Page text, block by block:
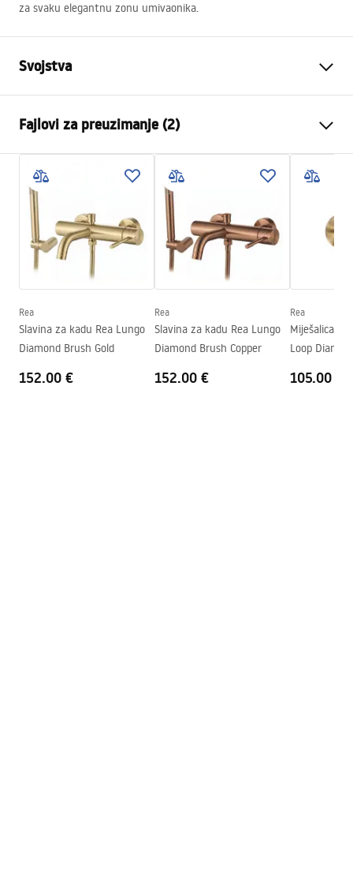
za svaku elegantnu zonu umivaonika.
Svojstva
Način montaže
Boja
Krom
Vrsta izljevne cijevi
Fiksna
Materijal
Tehnologija premazivanja
Chrome plating
Promjer priključka
1/2 inča
Fajlovi za preuzimanje (2)
Instrukcja montażu
Garantni uslovi
Warranty_Terms_and_Conditions_Faucets_-_5.pdf
Rea
Slavina za kadu Rea Lungo
Diamond Brush Gold
152.00 €
Rea
Slavina za kadu Rea Lungo
Diamond Brush Copper
152.00 €
Rea
Miješalica za
Loop
105.00 €